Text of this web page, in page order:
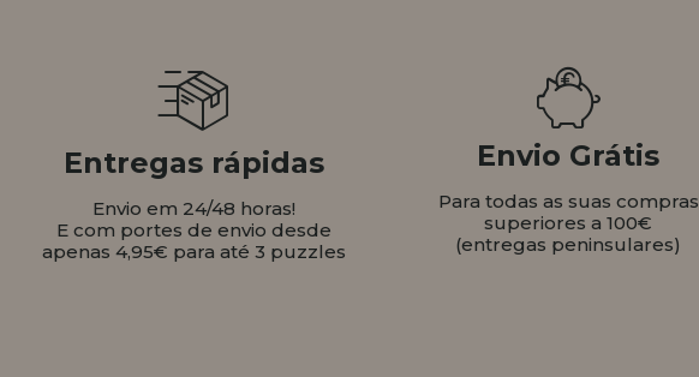
Entregas rápidas
Envio em 24/48 horas!
E com portes de envio desde
apenas 4,95€ para até 3 puzzles
Envio Grátis
Para todas as suas compras
superiores a 100€
(entregas peninsulares)